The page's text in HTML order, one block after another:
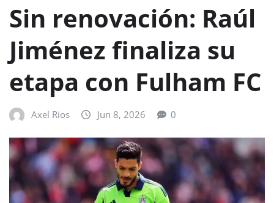
Sin renovación: Raúl
Jiménez finaliza su
etapa con Fulham FC
Axel Rios Jun 8, 2026 0